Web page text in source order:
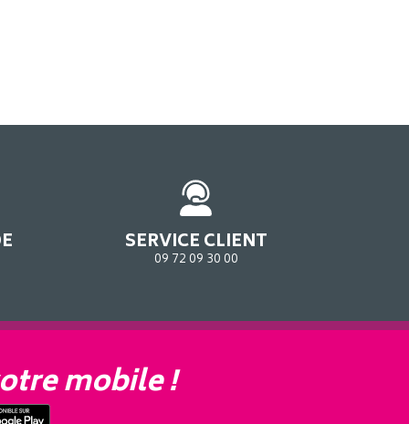
SERVICE CLIENT
09 72 09 30 00
mobile !